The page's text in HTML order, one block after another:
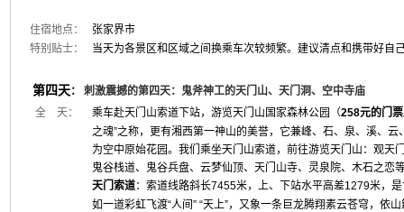
住宿地点：
张家界市
特别贴士：
当天为各景区和区域之间换乘车次较频繁。建议清点和携带好自
第四天：
刺激震撼的第四天：鬼斧神工的天门山、天门洞、空中寺庙
全 天：
乘车赴天门山索道下站，游览天门山国家森林公园（258元的门
之魂”之称，更有湘西第一神山的美誉，它兼峰、石、泉、溪、
为空中原始花园。我们乘坐天门山索道，前往游览天门山：观天
鬼谷栈道、鬼谷兵盘、云梦仙顶、天门山寺、灵泉院、木石之恋
天门索道：索道线路斜长7455米，上、下站水平高差1279米，
如一道彩虹飞渡“人间” “天上”，又象一条巨龙腾翔素云苍穹，依